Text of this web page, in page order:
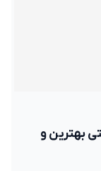
بهترین و